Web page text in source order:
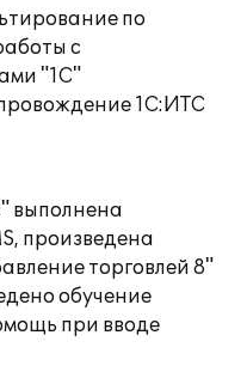
по
с
"1С"
1С:ИТС
выполнена
произведена
торговлей 8"
обучение
при вводе